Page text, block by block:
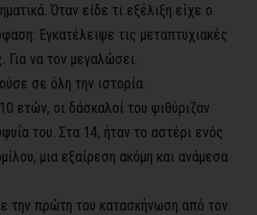
Όταν είδε τι εξέλιξη είχε ο
Εγκατέλειψε τις μεταπτυχιακές
να τον μεγαλώσει.
σε όλη την ιστορία.
ετών, οι δάσκαλοί του ψιθύριζαν
του. Στα 14, ήταν το αστέρι ενός
μια εξαίρεση ακόμη και ανάμεσα
την πρώτη του κατασκήνωση από τον